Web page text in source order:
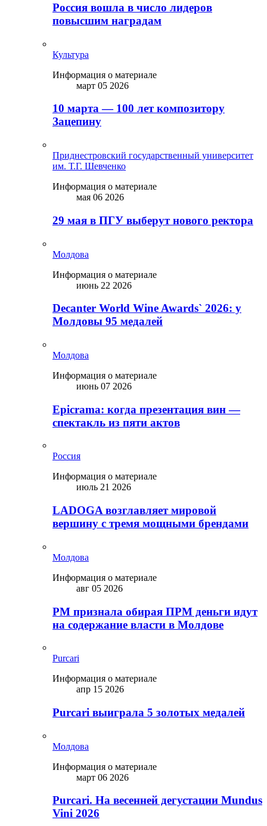
Россия вошла в число лидеров
повысшим наградам
Культура
Информация о материале
март 05 2026
10 марта — 100 лет композитору
Зацепину
Приднестровский государственный университет
им. Т.Г. Шевченко
Информация о материале
мая 06 2026
29 мая в ПГУ выберут нового ректора
Молдова
Информация о материале
июнь 22 2026
Decanter World Wine Awards` 2026: у
Молдовы 95 медалей
Молдова
Информация о материале
июнь 07 2026
Epicrama: когда презентация вин —
спектакль из пяти актов
Россия
Информация о материале
июль 21 2026
LADOGA возглавляет мировой
вершину с тремя мощными брендами
Молдова
Информация о материале
авг 05 2026
PM признала обирая ПРМ деньги идут
на содержание власти в Молдове
Purcari
Информация о материале
апр 15 2026
Purcari выиграла 5 золотых медалей
Молдова
Информация о материале
март 06 2026
Purcari. На весенней дегустации Mundus
Vini 2026